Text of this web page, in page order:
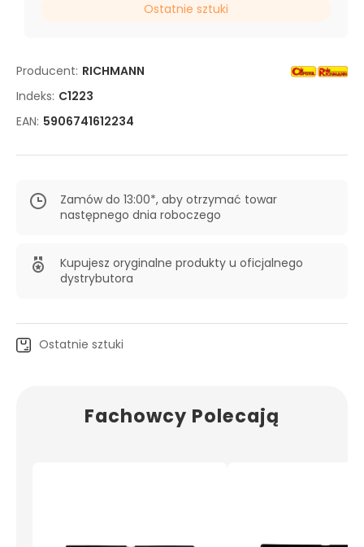
Producent: RICHMANN
Indeks: C1223
EAN: 5906741612234
Zamów do 13:00*, aby otrzymać towar
następnego dnia roboczego
Kupujesz oryginalne produkty u oficjalnego
dystrybutora
Ostatnie sztuki
Ostatnie sztuki
Fachowcy Polecają